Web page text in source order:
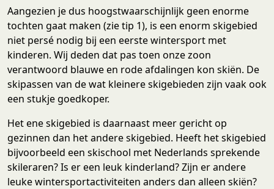
Aangezien je dus hoogstwaarschijnlijk geen enorme
tochten gaat maken (zie tip 1), is een enorm skigebied
niet persé nodig bij een eerste wintersport met
kinderen. Wij deden dat pas toen onze zoon
verantwoord blauwe en rode afdalingen kon skiën. De
skipassen van de wat kleinere skigebieden zijn vaak ook
een stukje goedkoper.
Het ene skigebied is daarnaast meer gericht op
gezinnen dan het andere skigebied. Heeft het skigebied
bijvoorbeeld een skischool met Nederlands sprekende
skileraren? Is er een leuk kinderland? Zijn er andere
leuke wintersportactiviteiten anders dan alleen skiën?